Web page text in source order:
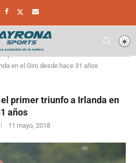
en el Giro desde hace 31 años
primer triunfo a Irlanda en
años
11 mayo, 2018